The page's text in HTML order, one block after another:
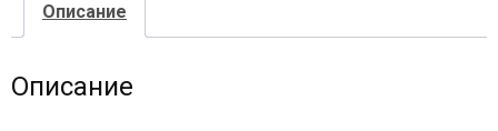
Описание
Описание